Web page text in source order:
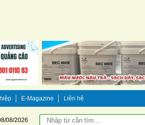
E-Magazine Liên hệ
08/2026